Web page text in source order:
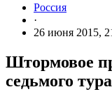
Россия
·
26 июня 2015,
Штормовое
седьмого